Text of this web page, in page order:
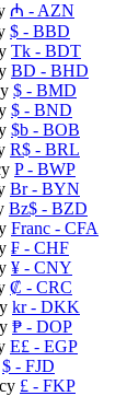
₼ - AZN
$ - BBD
Tk - BDT
BD - BHD
$ - BMD
$ - BND
$b - BOB
R$ - BRL
P- BWP
Br- BYN
Bz$ - BZD
Franc - CFA
₣ - CHF
¥ - CNY
₡ - CRC
kr- DKK
₱ - DOP
E£ - EGP
$ - FJD
£ - FKP